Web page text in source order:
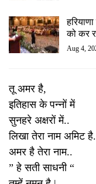
को कर
Aug 4,
तू अमर है,
इतिहास के पन्नों में
सुनहरे अक्षरों में..
लिखा तेरा नाम अमिट
अमर है तेरा नाम..
” हे सती साधनी “